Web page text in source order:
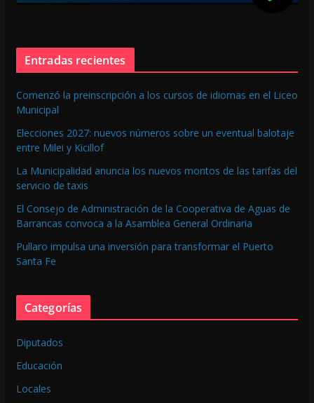
Entradas recientes
Comenzó la preinscripción a los cursos de idiomas en el Liceo
Municipal
Elecciones 2027: nuevos números sobre un eventual balotaje
entre Milei y Kicillof
La Municipalidad anuncia los nuevos montos de las tarifas del
servicio de taxis
El Consejo de Administración de la Cooperativa de Aguas de
Barrancas convoca a la Asamblea General Ordinaria
Pullaro impulsa una inversión para transformar el Puerto
Santa Fe
Categorías
Diputados
Educación
Locales